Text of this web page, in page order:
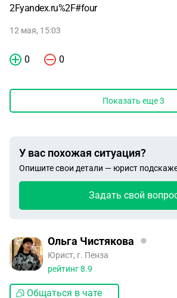
2Fyandex.ru%2F#four
12 мая, 15:03
0 0
Показать еще3
У вас похожая ситуация?
Опишите свои детали — юрист
Задать свой
Ольга Чистякова
Юрист, г. Пенза
рейтинг8.9
Общаться в чате